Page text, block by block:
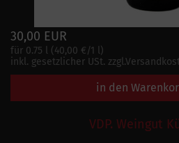
30,00 EUR
für 0.75 l (40,00 €/1 l)
inkl. gesetzlicher USt.
in den
VDP. Weingut